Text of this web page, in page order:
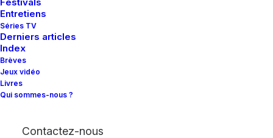
Entretiens
Séries TV
Derniers articles
Index
Brèves
Jeux vidéo
Livres
Qui sommes-nous ?
Contactez-nous